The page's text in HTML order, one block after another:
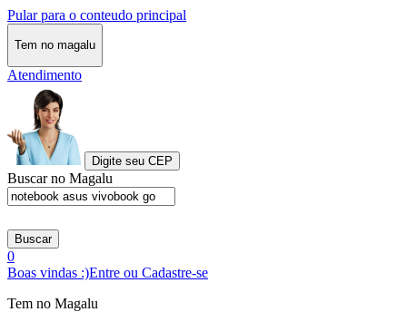
Pular para o conteudo principal
Tem no magalu
Atendimento
Digite seu CEP
Buscar no Magalu
Buscar
0
Boas vindas :)Entre ou Cadastre-se
Tem no Magalu